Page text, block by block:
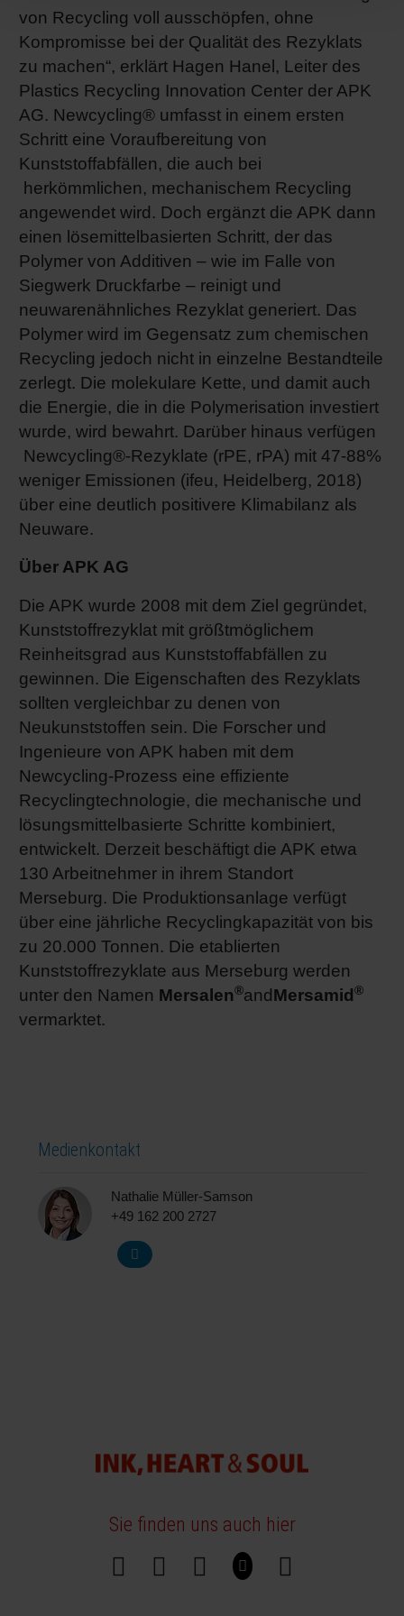
von Recycling voll ausschöpfen, ohne
Kompromisse bei der Qualität des Rezyklats
zu machen“, erklärt Hagen Hanel, Leiter des
Plastics Recycling Innovation Center der APK
AG. Newcycling® umfasst in einem ersten
Schritt eine Voraufbereitung von
Kunststoffabfällen, die auch bei
herkömmlichen, mechanischem Recycling
angewendet wird. Doch ergänzt die APK dann
einen lösemittelbasierten Schritt, der das
Polymer von Additiven – wie im Falle von
Siegwerk Druckfarbe – reinigt und
neuwarenähnliches Rezyklat generiert. Das
Polymer wird im Gegensatz zum chemischen
Recycling jedoch nicht in einzelne Bestandteile
zerlegt. Die molekulare Kette, und damit auch
die Energie, die in die Polymerisation investiert
wurde, wird bewahrt. Darüber hinaus verfügen
Newcycling®-Rezyklate (rPE, rPA) mit 47-88%
weniger Emissionen (ifeu, Heidelberg, 2018)
über eine deutlich positivere Klimabilanz als
Neuware.
Über APK AG
Die APK wurde 2008 mit dem Ziel gegründet,
Kunststoffrezyklat mit größtmöglichem
Reinheitsgrad aus Kunststoffabfällen zu
gewinnen. Die Eigenschaften des Rezyklats
sollten vergleichbar zu denen von
Neukunststoffen sein. Die Forscher und
Ingenieure von APK haben mit dem
Newcycling-Prozess eine effiziente
Recyclingtechnologie, die mechanische und
lösungsmittelbasierte Schritte kombiniert,
entwickelt. Derzeit beschäftigt die APK etwa
130 Arbeitnehmer in ihrem Standort
Merseburg. Die Produktionsanlage verfügt
über eine jährliche Recyclingkapazität von bis
zu 20.000 Tonnen. Die etablierten
Kunststoffrezyklate aus Merseburg werden
unter den Namen Mersalen®andMersamid ®
vermarktet.
Medienkontakt
Nathalie Müller-Samson
+49 162 200 2727
Sie finden uns auch hier